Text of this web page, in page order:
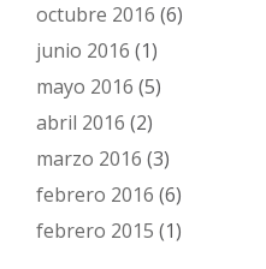
octubre 2016 (6)
junio 2016 (1)
mayo 2016 (5)
abril 2016 (2)
marzo 2016 (3)
febrero 2016 (6)
febrero 2015 (1)